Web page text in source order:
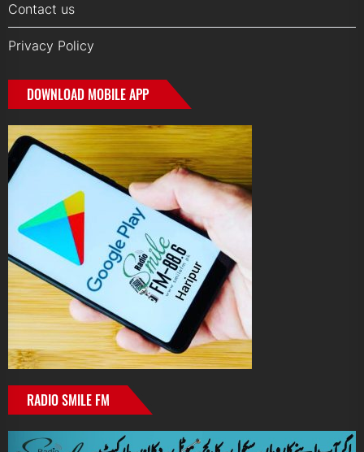
Contact us
Privacy Policy
DOWNLOAD MOBILE APP
RADIO SMILE FM